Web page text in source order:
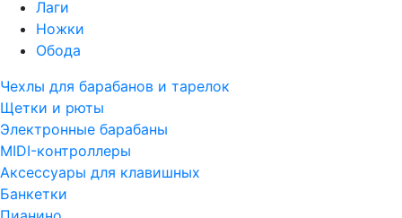
Лаги
Ножки
Обода
Чехлы для барабанов и тарелок
Щетки и рюты
Электронные барабаны
MIDI-контроллеры
Аксессуары для клавишных
Банкетки